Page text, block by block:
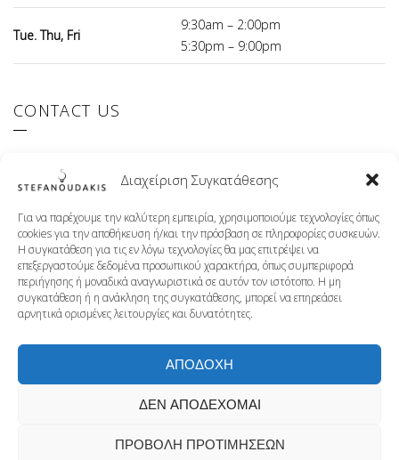
Διαχείριση Συγκατάθεσης
Για να παρέχουμε την καλύτερη εμπειρία, χρησιμοποιούμε τεχνολογίες όπως
cookies για την αποθήκευση ή/και την πρόσβαση σε πληροφορίες συσκευών.
Η συγκατάθεση για τις εν λόγω τεχνολογίες θα μας επιτρέψει να
επεξεργαστούμε δεδομένα προσωπικού χαρακτήρα, όπως συμπεριφορά
περιήγησης ή μοναδικά αναγνωριστικά σε αυτόν τον ιστότοπο. Η μη
συγκατάθεση ή η ανάκληση της συγκατάθεσης, μπορεί να επηρεάσει
αρνητικά ορισμένες λειτουργίες και δυνατότητες.
ΑΠΟΔΟΧΗ
ΔΕΝ ΑΠΟΔΕΧΟΜΑΙ
ΠΡΟΒΟΛΗ ΠΡΟΤΙΜΗΣΕΩΝ
Tue. Thu, Fri
9:30am – 2:00pm
5:30pm – 9:00pm
CONTACT US
+30 210 9941107
info@stefanoudakis.gr
TISSOT AUTHORISED RETAILER